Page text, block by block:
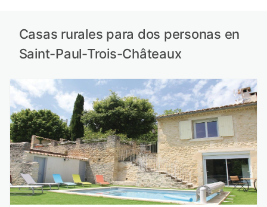
Casas rurales para dos personas en
Saint-Paul-Trois-Châteaux